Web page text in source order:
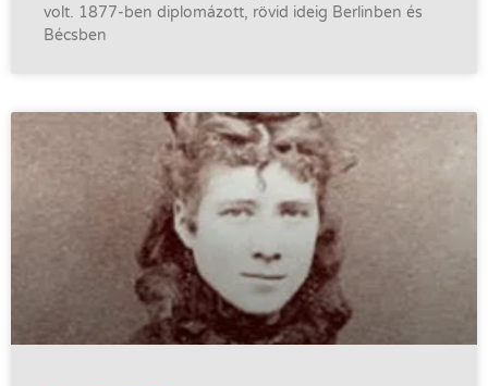
volt. 1877-ben diplomázott, rövid ideig Berlinben és
Bécsben